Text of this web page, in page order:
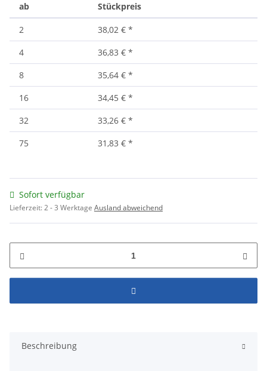
ab Stückpreis
2 38,02 € *
4
36,83 € *
8
35,64 € *
16
34,45 € *
32
33,26 € *
75
31,83 € *
Sofort verfügbar
Lieferzeit:2 - 3 Werktage Ausland abweichend
Beschreibung